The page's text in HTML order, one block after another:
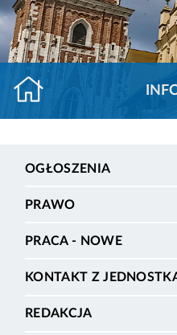
OGŁOSZENIA
PRAWO
PRACA - NOWE
KONTAKT Z
REDAKCJA